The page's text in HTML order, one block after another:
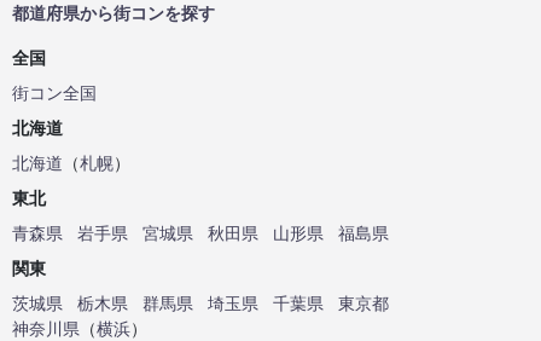
都道府県から街コンを探す
全国
街コン全国
北海道
北海道 （札幌）
東北
青森県
岩手県 宮城県 秋田県 山形県
福島県
関東
茨城県
栃木県 群馬県 埼玉県 千葉県
東京都
神奈川県 （横浜）